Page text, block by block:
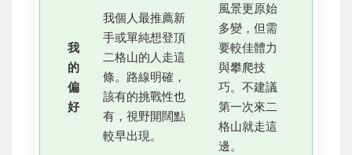
我
的
偏
好
我個人最推薦新
手或單純想登頂
二格山的人走這
條。路線明確，
該有的挑戰性也
有，視野開闊點
較早出現。
風景更原始
多變，但需
要較佳體力
與攀爬技
巧。不建議
第一次來二
格山就走這
邊。